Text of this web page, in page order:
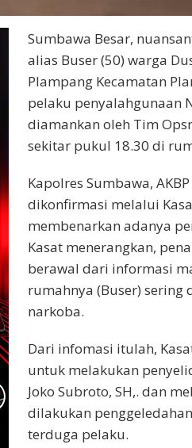
Sumbawa Besar,
alias Buser (50) warga
Plampang Kecamatan
pelaku penyalahgunaan
diamankan oleh Tim
sekitar pukul 18.30 di
Kapolres Sumbawa,
dikonfirmasi melalui
membenarkan adanya
Kasat menerangkan,
berawal dari informasi
rumahnya (Buser)
narkoba.
Dari infomasi itulah,
untuk melakukan
Joko Subroto, SH,. dan
dilakukan
terduga pelaku.